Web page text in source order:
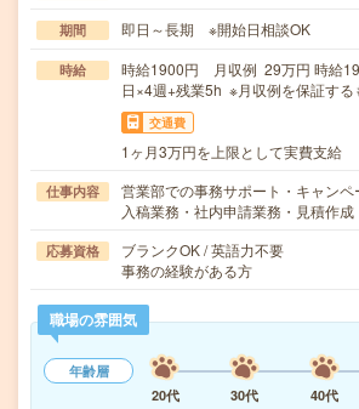
期間 即日～長期 ※開始日相談OK
時給
時給1900円 月収例 29万円 時給
日×4週+残業5h ※月収例を保証する
交通費
1ヶ月3万円を上限として実費支給
仕事内容
営業部での事務サポート・キャン
入稿業務・社内申請業務・見積作
応募資格
ブランクOK / 英語力不要
事務の経験がある方
職場の雰囲気
年齢層
20代
30代 40代